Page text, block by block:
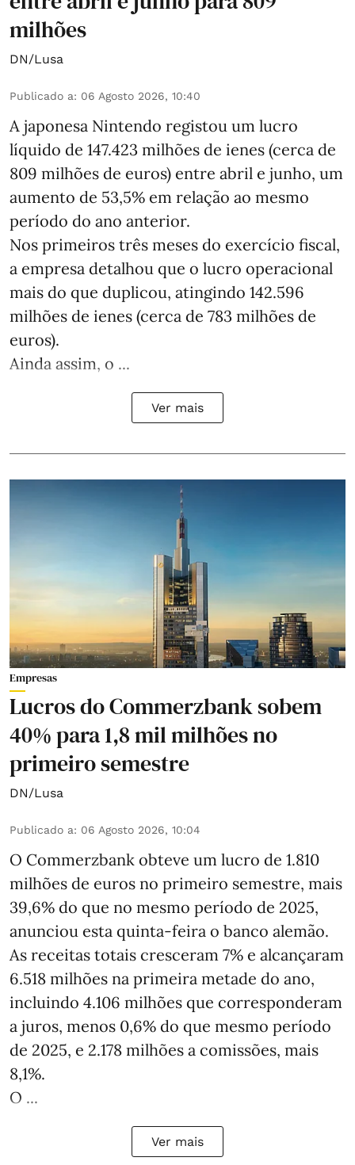
milhões
DN/Lusa
Publicado a: 06 Agosto 2026, 10:40
A japonesa Nintendo registou um lucro
líquido de 147.423 milhões de ienes (cerca de
809 milhões de euros) entre abril e junho, um
aumento de 53,5% em relação ao mesmo
período do ano anterior.
Nos primeiros três meses do exercício fiscal,
a empresa detalhou que o lucro operacional
mais do que duplicou, atingindo 142.596
milhões de ienes (cerca de 783 milhões de
euros).
Ainda assim, o ...
Ver mais
Empresas
Lucros do Commerzbank sobem
40% para 1,8 mil milhões no
primeiro semestre
DN/Lusa
Publicado a: 06 Agosto 2026, 10:04
O Commerzbank obteve um lucro de 1.810
milhões de euros no primeiro semestre, mais
39,6% do que no mesmo período de 2025,
anunciou esta quinta-feira o banco alemão.
As receitas totais cresceram 7% e alcançaram
6.518 milhões na primeira metade do ano,
incluindo 4.106 milhões que corresponderam
a juros, menos 0,6% do que mesmo período
de 2025, e 2.178 milhões a comissões, mais
8,1%.
O ...
Ver mais